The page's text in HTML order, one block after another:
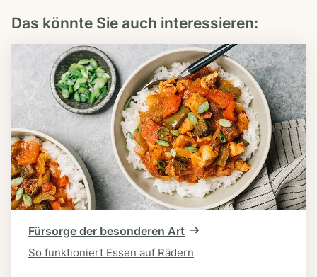
Das könnte Sie auch interessieren:
Fürsorge der besonderen Art
So funktioniert Essen auf Rädern